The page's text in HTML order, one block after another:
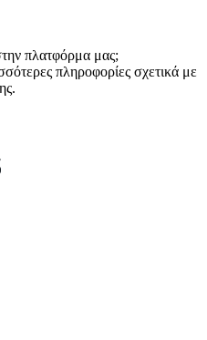
πλατφόρμα μας;
πληροφορίες σχετικά με